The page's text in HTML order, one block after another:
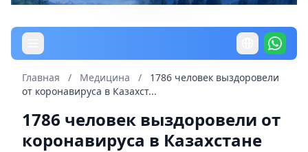
Главная / Медицина /
1786 человек выздоровели
от коронавируса в Казахст...
1786 человек выздоровели от
коронавируса в Казахстане